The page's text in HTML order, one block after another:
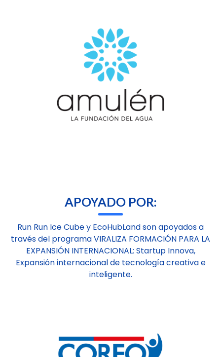
APOYADO POR:
Run Run Ice Cube y EcoHubLand son apoyados a
través del programa VIRALIZA FORMACIÓN PARA LA
EXPANSIÓN INTERNACIONAL: Startup Innova,
Expansión internacional de tecnología creativa e
inteligente.